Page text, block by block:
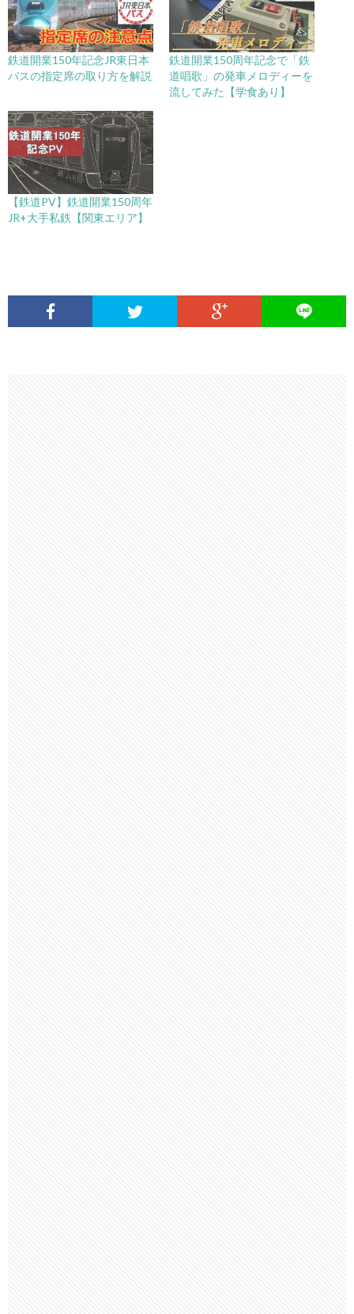
鉄道開業150年記念JR東日本
パスの指定席の取り方を解説
鉄道開業150周年記念で「鉄
道唱歌」の発車メロディーを
流してみた【学食あり】
【鉄道PV】鉄道開業150周年
JR+大手私鉄【関東エリア】